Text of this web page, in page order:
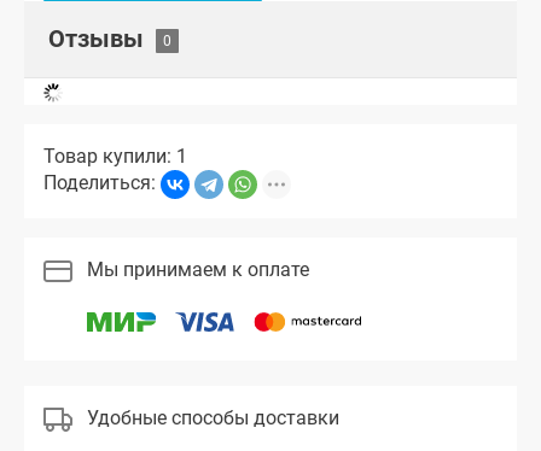
Отзывы
Товар купили: 1
Поделиться:
Мы принимаем к оплате
Удобные способы доставки